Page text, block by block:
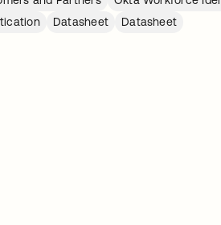
Datasheet Datasheet